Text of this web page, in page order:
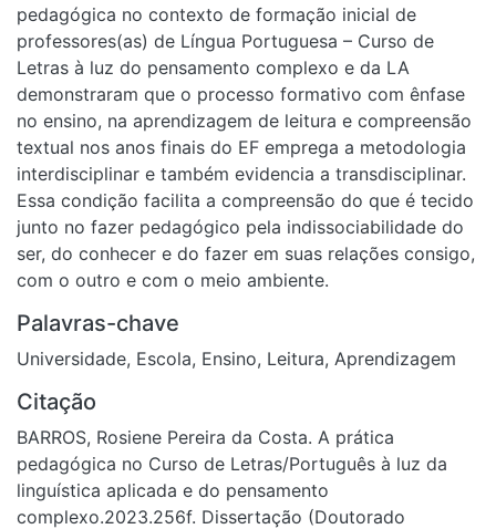
pedagógica no contexto de formação inicial de
professores(as) de Língua Portuguesa – Curso de
Letras à luz do pensamento complexo e da LA
demonstraram que o processo formativo com ênfase
no ensino, na aprendizagem de leitura e compreensão
textual nos anos finais do EF emprega a metodologia
interdisciplinar e também evidencia a transdisciplinar.
Essa condição facilita a compreensão do que é tecido
junto no fazer pedagógico pela indissociabilidade do
ser, do conhecer e do fazer em suas relações consigo,
com o outro e com o meio ambiente.
Palavras-chave
Universidade, Escola, Ensino, Leitura, Aprendizagem
Citação
BARROS, Rosiene Pereira da Costa. A prática
pedagógica no Curso de Letras/Português à luz da
linguística aplicada e do pensamento
complexo.2023.256f. Dissertação (Doutorado